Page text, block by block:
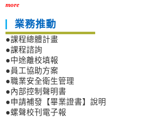
more
業務推動
●課程總體計畫
●課程諮詢
●中途離校填報
●員工協助方案
●職業安全衛生管理
●內部控制聲明書
●申請補發【畢業證書】說明
●螺聲校刊電子報